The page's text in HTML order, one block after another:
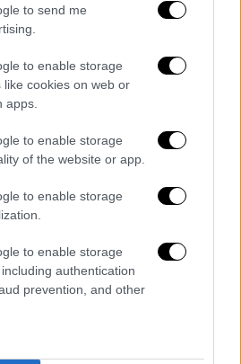
to send me
to enable storage
like cookies on web or
apps.
to enable storage
of the website or app.
to enable storage
to enable storage
authentication
prevention, and other
αλλά
μας δέσμευση να
των φοιτητών
κάνοντας τη διάκριση
και ενεργών φοιτητών,
και τα πανεπιστήμια
να κάνουν τον
και στα